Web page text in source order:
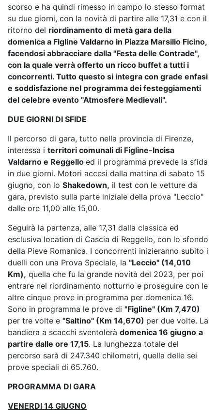
scorso e ha quindi rimesso in campo lo stesso format
su due giorni, con la novità di partire alle 17,31 e con il
ritorno del riordinamento di metà gara della
domenica a Figline Valdarno in Piazza Marsilio Ficino,
facendosi abbracciare dalla "Festa delle Contrade",
con la quale verrà offerto un ricco buffet a tutti i
concorrenti. Tutto questo si integra con grade enfasi
e soddisfazione nel programma dei festeggiamenti
del celebre evento "Atmosfere Medievali".
DUE GIORNI DI SFIDE
Il percorso di gara, tutto nella provincia di Firenze,
interessa i territori comunali di Figline-Incisa
Valdarno e Reggello ed il programma prevede la sfida
in due giorni. Motori accesi dalla mattina di sabato 15
giugno, con lo Shakedown, il test con le vetture da
gara, previsto sulla parte iniziale della prova "Leccio"
dalle ore 11,00 alle 15,00.
Seguirà la partenza, alle 17,31 dalla classica ed
esclusiva location di Cascia di Reggello, con lo sfondo
della Pieve Romanica. I concorrenti inizieranno subito i
duelli con una Prova Speciale, la "Leccio" (14,010
Km), quella che fu la grande novità del 2023, per poi
entrare nel riordinamento notturno e proseguire con le
altre cinque prove in programma per domenica 16.
Sono in programma le prove di "Figline" (Km 7,470)
per tre volte e "Saltino" (Km 14,670) per due volte. La
bandiera a scacchi sventolerà domenica 16 giugno a
partire dalle ore 17,15. La lunghezza totale del
percorso sarà di 247.340 chilometri, quella delle sei
prove speciali di 65.760.
PROGRAMMA DI GARA
VENERDI 14 GIUGNO